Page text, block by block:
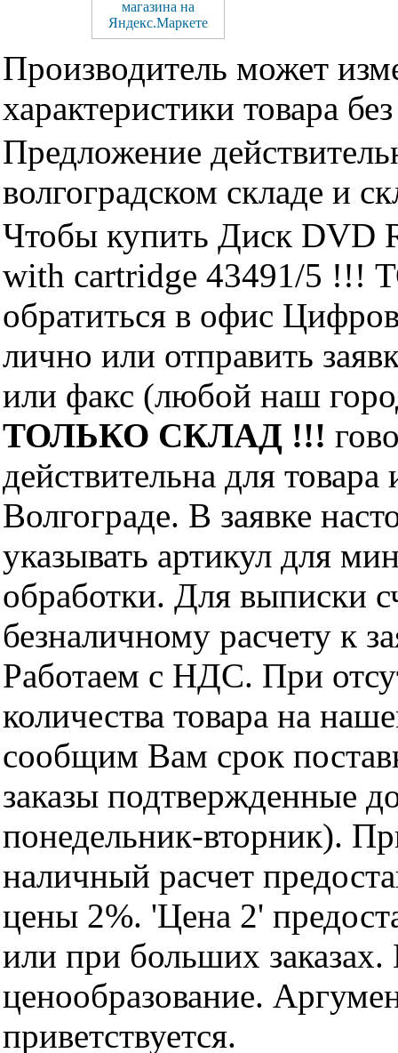
Производитель может
характеристики товара
Предложение
волгоградском складе и
Чтобы купить Диск DVD
with cartridge 43491/5
обратиться в офис
лично или отправить
или факс (любой наш
ТОЛЬКО СКЛАД !!!
действительна для
Волгограде. В заявке
указывать артикул для
обработки. Для выписки
безналичному расчету к
Работаем с НДС. При
количества товара на
сообщим Вам срок
заказы подтвержденные
понедельник-вторник).
наличный расчет
цены 2%. 'Цена 2'
или при больших
ценообразование.
приветствуется.